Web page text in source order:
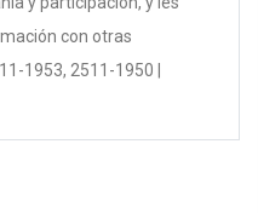
con otras
1953, 2511-1950 |